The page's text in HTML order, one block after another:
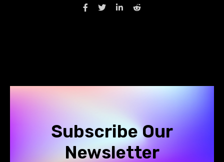
Subscribe Our
Newsletter